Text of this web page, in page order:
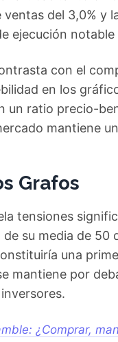
del 3,0% y
ejecución
con el
en los
un ratio precio-
mantiene
Grafos
tensiones
su media de 50
una
mantiene por
¿Comprar,